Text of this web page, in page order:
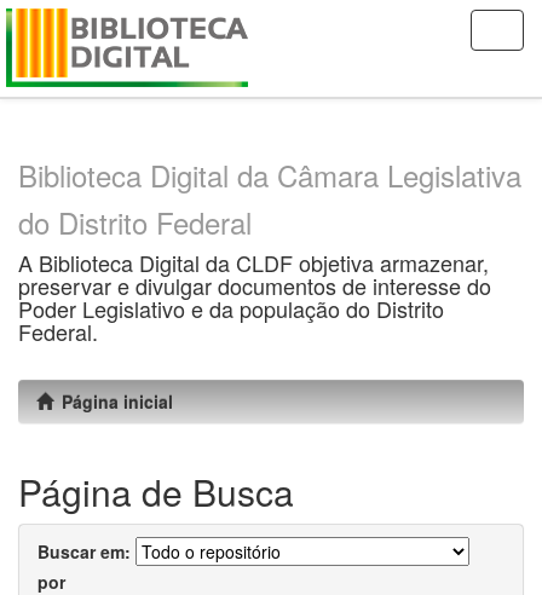
Skip
Biblioteca Digital da Câmara Legislativa
do Distrito Federal
A Biblioteca Digital da CLDF objetiva armazenar,
preservar e divulgar documentos de interesse do
Poder Legislativo e da população do Distrito
Federal.
Página inicial
Página de Busca
Buscar em:
por